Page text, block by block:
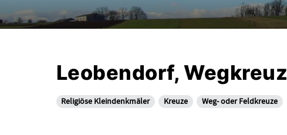
Leobendorf, Wegkreuz
Religiöse Kleindenkmäler Kreuze Weg- oder Feldkreuze